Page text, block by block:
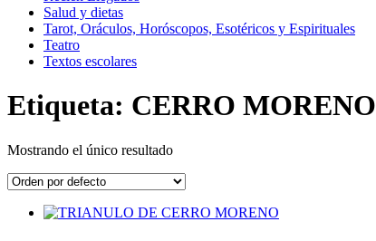
Salud y dietas
Tarot, Oráculos, Horóscopos, Esotéricos y Espirituales
Teatro
Textos escolares
Etiqueta: CERRO MORENO
Mostrando el único resultado